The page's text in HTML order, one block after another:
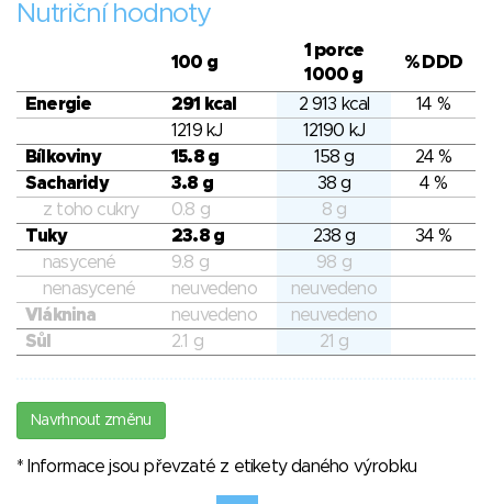
Nutriční hodnoty
100 g
1 porce
1000 g
% DDD
Energie 291 kcal 2 913 kcal
14 %
1219 kJ
12190 kJ
Bílkoviny
15.8 g 158 g
24 %
Sacharidy
3.8 g 38 g
4 %
z toho cukry
0.8 g
8 g
Tuky
23.8 g 238 g
34 %
nasycené
9.8 g
98 g
nenasycené
neuvedeno
neuvedeno
Vláknina
neuvedeno
neuvedeno
Sůl
2.1 g 21 g
Navrhnout změnu
* Informace jsou převzaté z etikety daného výrobku